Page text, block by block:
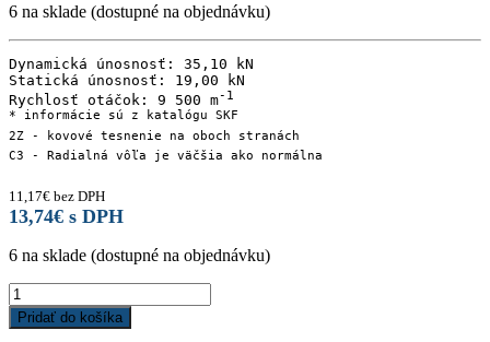
6 na sklade (dostupné na objednávku)
Dynamická únosnosť: 35,10 kN
Statická únosnosť: 19,00 kN
Rychlosť otáčok: 9 500 m-1
* informácie sú z katalógu SKF
2Z - kovové tesnenie na oboch stranách
C3 - Radialná vôľa je väčšia ako normálna
11,17€ bez DPH
13,74€ s DPH
6 na sklade (dostupné na objednávku)
Ložisko
6307
2Z
Pridať do košíka